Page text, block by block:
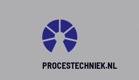
PROCESTECHNIEK.NL